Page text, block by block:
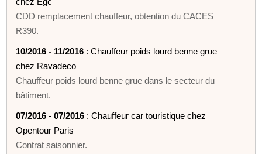
CDD remplacement chauffeur, obtention du CACES
R390.
10/2016 - 11/2016 : Chauffeur poids lourd benne grue
chez Ravadeco
Chauffeur poids lourd benne grue dans le secteur du
bâtiment.
07/2016 - 07/2016 : Chauffeur car touristique chez
Opentour Paris
Contrat saisonnier.